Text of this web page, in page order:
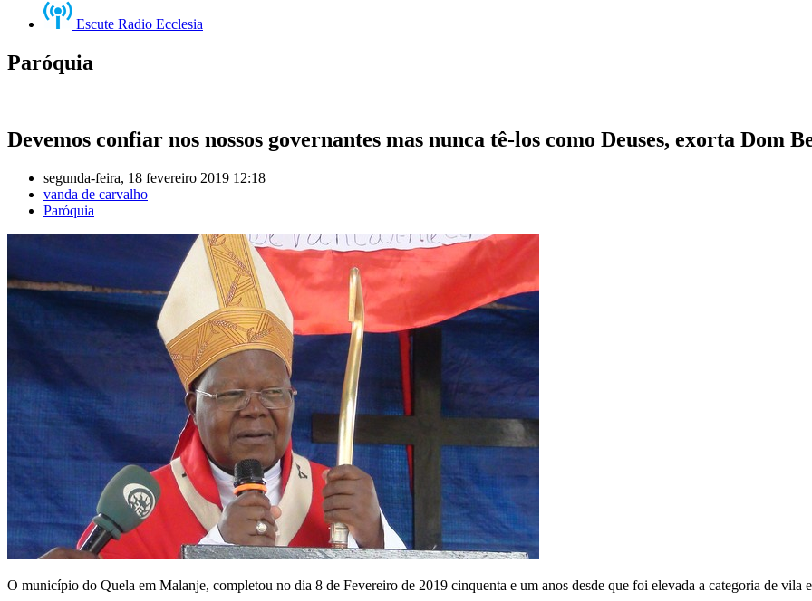
Escute Radio Ecclesia
Paróquia
Devemos confiar nos nossos governantes mas nunca tê-los como Deuses, exorta Dom
segunda-feira, 18 fevereiro 2019 12:18
vanda de carvalho
Paróquia
O município do Quela em Malanje, completou no dia 8 de Fevereiro de 2019 cinquenta e um anos desde que foi elevada a categoria de vila